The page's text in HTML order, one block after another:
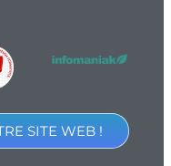
SITE WEB !